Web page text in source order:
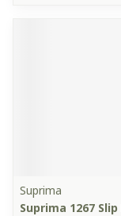
Suprima
Suprima 1267 Slip